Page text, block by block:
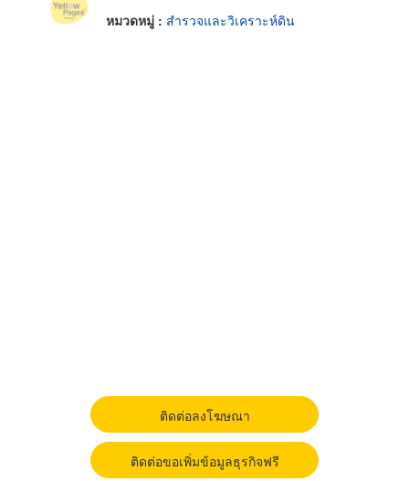
หมวดหมู่ : สำรวจและวิเคราะห์ดิน
ติดต่อลงโฆษณา
ติดต่อขอเพิ่มข้อมูลธุรกิจฟรี